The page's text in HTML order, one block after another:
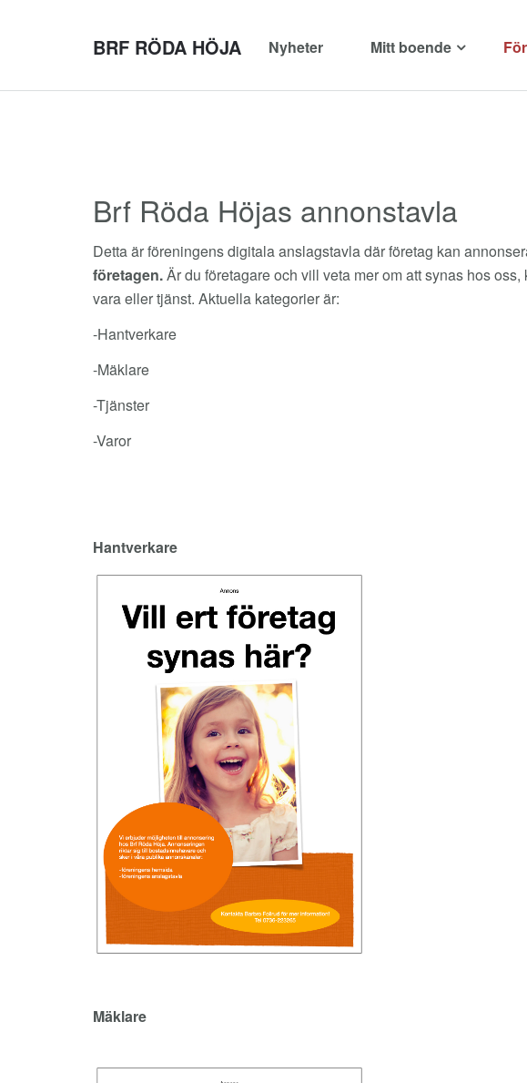
BRF RÖDA HÖJA Nyheter Mitt boende
Brf Röda Höjas annonstavla
Detta är föreningens digitala anslagstavla där företag kan
företagen.Är du företagare och vill veta mer om att synas hos oss,
vara eller tjänst. Aktuella kategorier är:
-Hantverkare
-Mäklare
-Tjänster
-Varor
Hantverkare
Mäklare